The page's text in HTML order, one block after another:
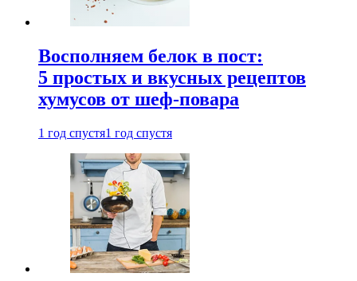
Восполняем белок в пост:
5 простых и вкусных рецептов
хумусов от шеф-повара
1 год спустя1 год спустя